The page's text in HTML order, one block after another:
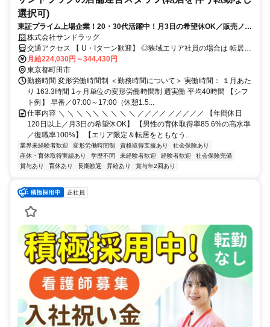
選択可)
東証プライム上場企業！20・30代活躍中！月3日の希望休OK／販売ノル
マなし／年収例32歳SV816万円／販促企画～商品管理など店舗運営がメ
インの仕事
株式会社サンドラッグ
交通アクセス 【 U・Iターン歓迎】 ◎狭域エリア社員の場合は 転居を
伴う転勤はありません。 ◎マイカー通勤OK
月給224,030円～344,430円
東京都町田市
勤務時間 変形労働時間制 ＜勤務時間について＞ 実働時間： １月あた
り 163.3時間 1ヶ月単位の変形労働時間制 週実働 平均40時間 【シフ
ト例】 早番／07:00～17:00（休憩1.5...
仕事内容 ＼ ＼ ＼ ＼＼ ＼ ＼ ＼ ＼ ／／／／ ／／／／／ 【年間休日
120日以上／月3日の希望休OK】 【男性の育休取得率85.6%の高水準
／復職率100%】 【エリア限定＆転居をともなう...
業界未経験者歓迎 変形労働時間制 資格取得支援あり
社会保険あり
産休・育休取得実績あり
学歴不問 未経験者歓迎 経験者歓迎
社会保険完備
賞与あり
育休あり 長期歓迎 昇給あり 賞与年2回あり
正社員